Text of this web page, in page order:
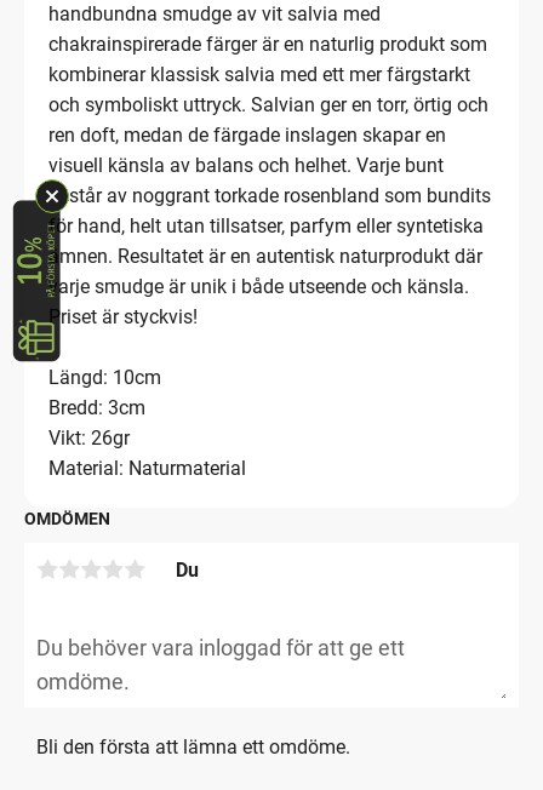
handbundna smudge av vit salvia med
chakrainspirerade färger är en naturlig produkt som
kombinerar klassisk salvia med ett mer färgstarkt
och symboliskt uttryck. Salvian ger en torr, örtig och
ren doft, medan de färgade inslagen skapar en
visuell känsla av balans och helhet. Varje bunt
består av noggrant torkade rosenbland som bundits
för hand, helt utan tillsatser, parfym eller syntetiska
ämnen. Resultatet är en autentisk naturprodukt där
varje smudge är unik i både utseende och känsla.
Priset är styckvis!
Längd: 10cm
Bredd: 3cm
Vikt: 26gr
Material: Naturmaterial
OMDÖMEN
Du
Bli den första att lämna ett omdöme.